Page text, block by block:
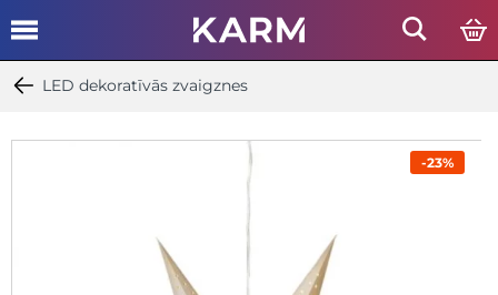
LED dekoratīvās zvaigznes
-23%